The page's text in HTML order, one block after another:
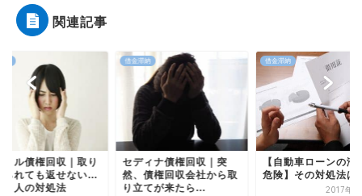
関連記事
トル債権回収｜取り
られても返せない…
う人の対処法
借金滞納
セディナ債権回収｜突
然、債権回収会社から取
り立てが来たら...
借金滞納
【自動車ローンの滞
危険】その対処法は
2017年9